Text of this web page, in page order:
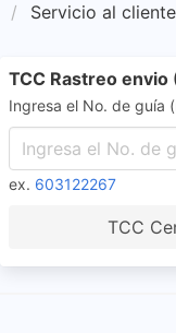
Servicio al
TCC Rastreo envio
Ingresa el No. de guía
ex. 603122267
TCC